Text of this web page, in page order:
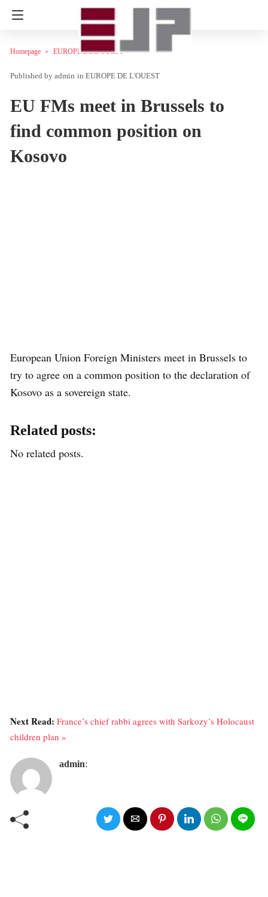
Homepage EUROPE DE L'OUEST
admin in EUROPE DE L'OUEST
EU FMs meet in Brussels to
find common position on
Kosovo
European Union Foreign Ministers meet in Brussels to
try to agree on a common position to the declaration of
Kosovo as a sovereign state.
Related posts:
No related posts.
Next Read: France’s chief rabbi agrees with Sarkozy’s Holocaust
children plan »
admin: